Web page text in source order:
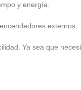
y energía.
externos.
Ya sea que